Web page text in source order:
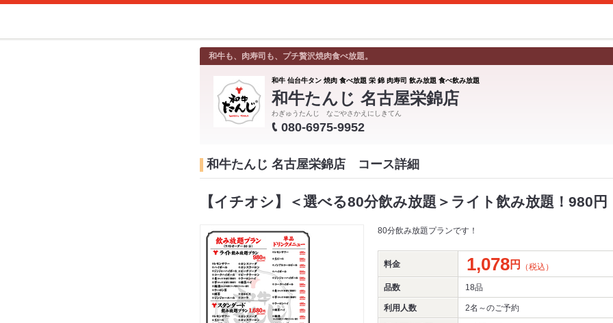
和牛も、肉寿司も、プチ贅沢焼肉食べ放題。
和牛 仙台牛タン 焼肉 食べ放題 栄 錦 肉寿司 飲み放題 食べ飲み放題
和牛たんじ 名古屋栄錦店
わぎゅうたんじ なごやさかえにしきてん
080-6975-9952
和牛たんじ 名古屋栄錦店 コース詳細
【イチオシ】＜選べる80分飲み放題＞ライト飲み放題！980円
80分飲み放題プランです！
料金 1,078円 （税込）
品数 18品
利用人数 2名～のご予約